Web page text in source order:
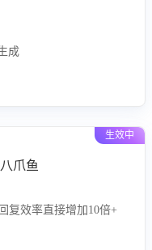
成
生效中
爪鱼
复效率直接增加10倍+